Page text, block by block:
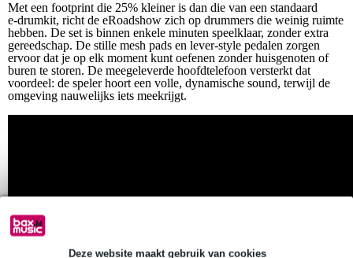
Deze website maakt gebruik van cookies
Met een footprint die 25% kleiner is dan die van een standaard
e‑drumkit, richt de eRoadshow zich op drummers die weinig ruimte
hebben. De set is binnen enkele minuten speelklaar, zonder extra
gereedschap. De stille mesh pads en lever‑style pedalen zorgen
ervoor dat je op elk moment kunt oefenen zonder huisgenoten of
buren te storen. De meegeleverde hoofdtelefoon versterkt dat
voordeel: de speler hoort een volle, dynamische sound, terwijl de
omgeving nauwelijks iets meekrijgt.